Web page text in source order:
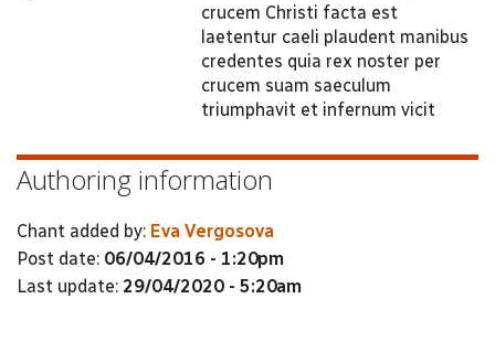
crucem Christi facta est
laetentur caeli plaudent manibus
credentes quia rex noster per
crucem suam saeculum
triumphavit et infernum vicit
Authoring information
Chant added by: Eva Vergosova
Post date: 06/04/2016 - 1:20pm
Last update: 29/04/2020 - 5:20am